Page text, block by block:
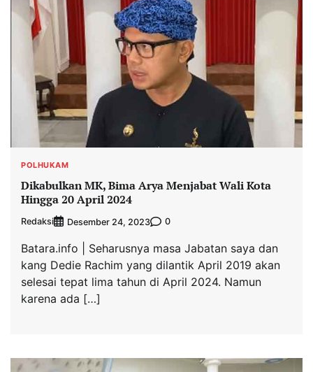
POLHUKAM
Dikabulkan MK, Bima Arya Menjabat Wali Kota
Hingga 20 April 2024
Redaksi Desember 24, 2023 0
Batara.info | Seharusnya masa Jabatan saya dan
kang Dedie Rachim yang dilantik April 2019 akan
selesai tepat lima tahun di April 2024. Namun
karena ada […]